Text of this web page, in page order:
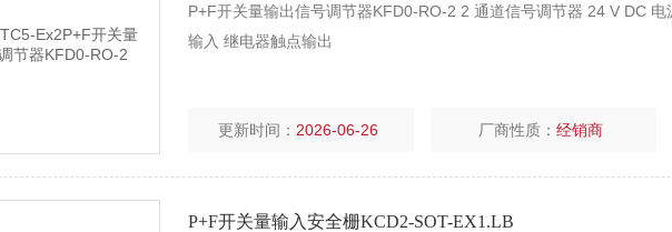
P+F开关量输出信号调节器KFD0-RO-2 2 通道信号调节器 24 V DC
输入 继电器触点输出
更新时间： 2026-06-26 厂商性质：经销商
P+F开关量输入安全栅KCD2-SOT-EX1.LB